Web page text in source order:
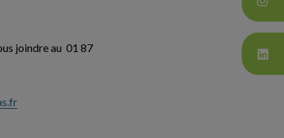
joindre au 01 87